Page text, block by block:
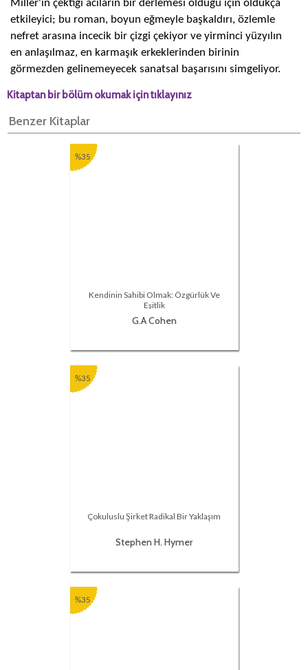
Miller'in çektiği acıların bir derlemesi olduğu için oldukça
etkileyici; bu roman, boyun eğmeyle başkaldırı, özlemle
nefret arasına incecik bir çizgi çekiyor ve yirminci yüzyılın
en anlaşılmaz, en karmaşık erkeklerinden birinin
görmezden gelinemeyecek sanatsal başarısını simgeliyor.
Kitaptan bir bölüm okumak için tıklayınız
Benzer Kitaplar
%35
Kendinin Sahibi Olmak: Özgürlük Ve
Eşitlik
G.A Cohen
%35
Çokuluslu Şirket Radikal Bir Yaklaşım
Stephen H. Hymer
%35